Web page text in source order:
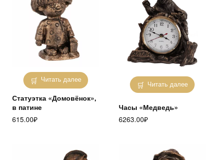
Читать далее
Статуэтка «Домовёнок»,
в патине
615.00₽
Читать далее
Часы «Медведь»
6263.00₽